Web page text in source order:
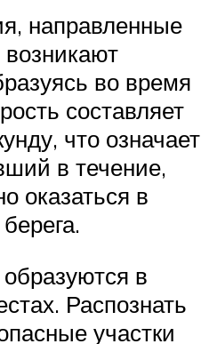
направленные
возникают
во время
составляет
что означает
в течение,
оказаться в
в
Распознать
участки